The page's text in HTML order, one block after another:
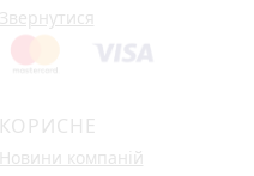
Звернутися
КОРИСНЕ
Новини компаній